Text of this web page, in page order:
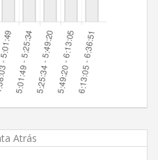
Atrás